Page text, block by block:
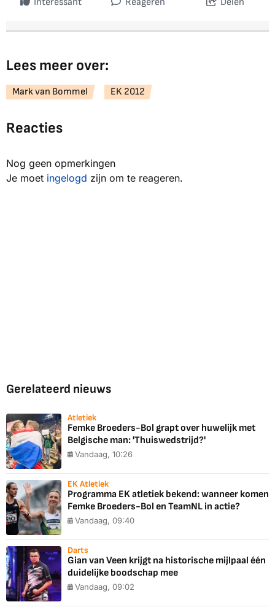
Lees meer over:
Mark van Bommel EK 2012
Reacties
Nog geen opmerkingen
Je moet ingelogd zijn om te reageren.
Gerelateerd nieuws
Atletiek
Femke Broeders-Bol grapt over huwelijk met
Belgische man: 'Thuiswedstrijd?'
Vandaag, 10:26
EK Atletiek
Programma EK atletiek bekend: wanneer komen
Femke Broeders-Bol en TeamNL in actie?
Vandaag, 09:40
Darts
Gian van Veen krijgt na historische mijlpaal één
duidelijke boodschap mee
Vandaag, 09:02